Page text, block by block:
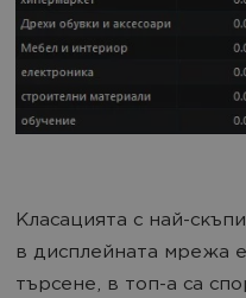
Класацията с най-
в дисплейната мрежа
търсене, в топ-а са